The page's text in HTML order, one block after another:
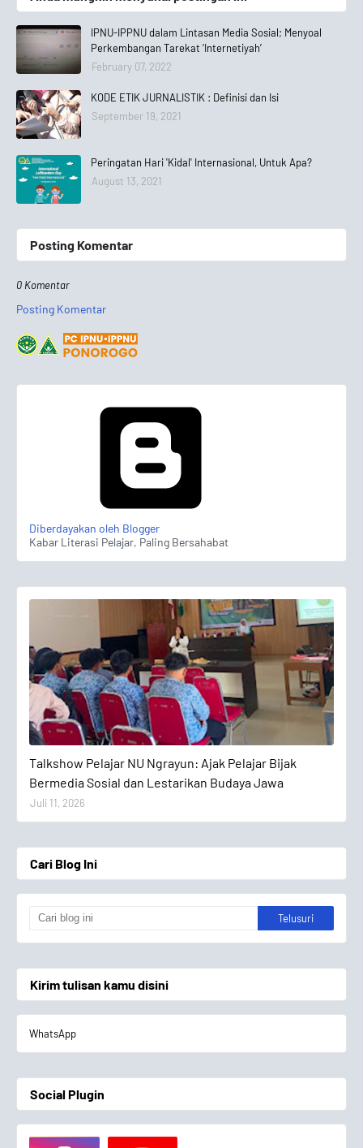
IPNU-IPPNU dalam Lintasan Media Sosial; Menyoal
Perkembangan Tarekat ‘Internetiyah’
February 07, 2022
KODE ETIK JURNALISTIK : Definisi dan Isi
September 19, 2021
Peringatan Hari 'Kidal' Internasional, Untuk Apa?
August 13, 2021
Posting Komentar
0 Komentar
Posting Komentar
Diberdayakan oleh Blogger
Kabar Literasi Pelajar, Paling Bersahabat
Talkshow Pelajar NU Ngrayun: Ajak Pelajar Bijak
Bermedia Sosial dan Lestarikan Budaya Jawa
Juli 11, 2026
Cari Blog Ini
Kirim tulisan kamu disini
WhatsApp
Social Plugin